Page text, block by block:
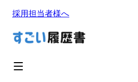
採用担当者様へ